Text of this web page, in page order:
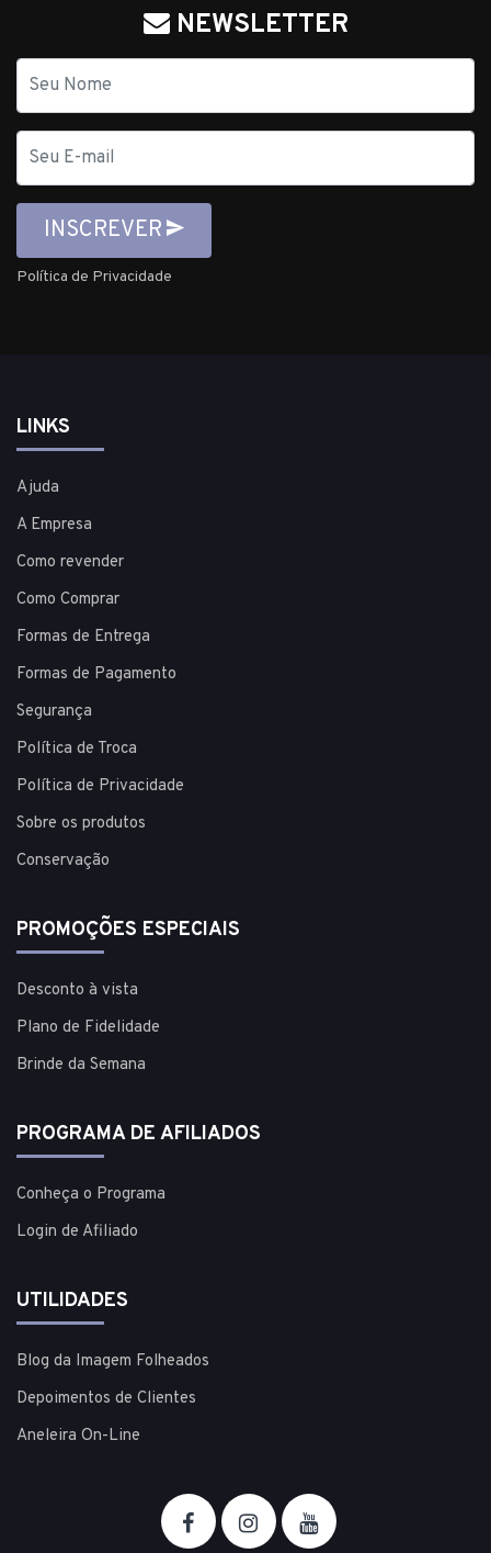
NEWSLETTER
mail
INSCREVER
Política de Privacidade
LINKS
Ajuda
A Empresa
Como revender
Como Comprar
Formas de Entrega
Formas de Pagamento
Segurança
Política de Troca
Política de Privacidade
Sobre os produtos
Conservação
PROMOÇÕES ESPECIAIS
Desconto à vista
Plano de Fidelidade
Brinde da Semana
PROGRAMA DE AFILIADOS
Conheça o Programa
Login de Afiliado
UTILIDADES
Blog da Imagem Folheados
Depoimentos de Clientes
Aneleira On-Line